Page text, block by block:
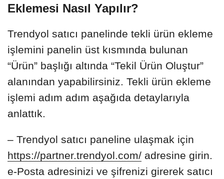
Eklemesi Nasıl Yapılır?
Trendyol satıcı panelinde tekli ürün ekleme
işlemini panelin üst kısmında bulunan
“Ürün” başlığı altında “Tekil Ürün Oluştur”
alanından yapabilirsiniz. Tekli ürün ekleme
işlemi adım adım aşağıda detaylarıyla
anlattık.
– Trendyol satıcı paneline ulaşmak için
https://partner.trendyol.com/ adresine girin.
e-Posta adresinizi ve şifrenizi girerek satıcı